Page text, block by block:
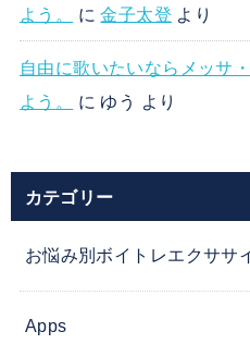
よう。
に金子太登 より
自由に歌いたいならメッサ
よう。
に ゆう より
カテゴリー
お悩み別ボイトレエクササ
Apps